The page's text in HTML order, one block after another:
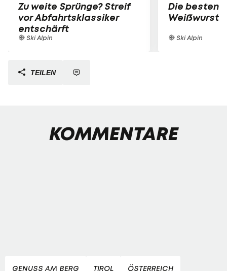
Zu weite Sprünge? Streif
vor Abfahrtsklassiker
entschärft
Ski Alpin
Die besten
Weißwurst-
Ski Alpin
TEILEN
KOMMENTARE
GENUSS AM BERG TIROL ÖSTERREICH